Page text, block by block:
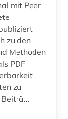
mit Peer
zu den
Methoden
PDF
zu
Beiträ...